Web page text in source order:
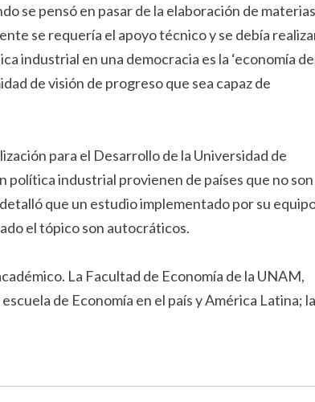
se pensó en pasar de la elaboración de materias
se requería el apoyo técnico y se debía
industrial en una democracia es la ‘economía
de visión de progreso que sea capaz de
para el Desarrollo de la Universidad de
política industrial provienen de países que no son
que un estudio implementado por su
el tópico son autocráticos.
La Facultad de Economía de la UNAM,
de Economía en el país y América Latina; la